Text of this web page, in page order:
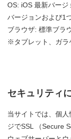
OS: iOS 最新バー
バージョンおよび1
ブラウザ: 標準ブラ
※タブレット、ガラ
セキュリティ
当サイトでは、個
ジでSSL （Secure